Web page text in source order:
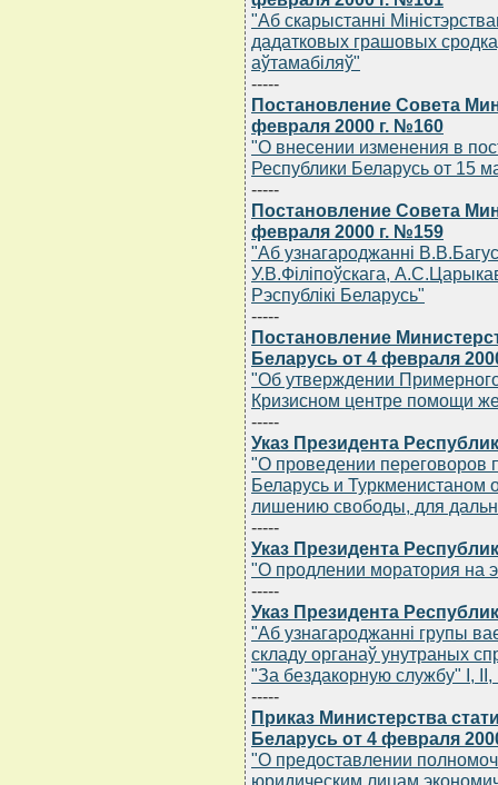
"Аб скарыстаннi
дадатковых грашовых
аўтамабiляў"
-----
Постановление Совета
февраля 2000 г. №160
"О внесении изменения в
Республики Беларусь от 15
-----
Постановление Совета
февраля 2000 г. №159
"Аб узнагароджаннi
У.В.Фiлiпоўскага,
Рэспублiкi Беларусь"
-----
Постановление
Беларусь от 4 февраля
"Об утверждении
Кризисном центре помощи
-----
Указ Президента
"О проведении переговоров
Беларусь и Туркменистаном
лишению свободы, для
-----
Указ Президента
"О продлении моратория на
-----
Указ Президента
"Аб узнагароджаннi групы
складу органаў унутраных
"За бездакорную службу" I, II,
-----
Приказ Министерства
Беларусь от 4 февраля
"О предоставлении
юридическим лицам